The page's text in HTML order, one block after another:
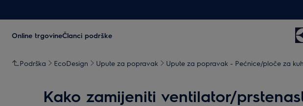
Online trgovineČlanci podrške
Podrška EcoDesign Upute za popravak Upute za popravak - Pećnice/ploče za
Kako zamijeniti ventilator/